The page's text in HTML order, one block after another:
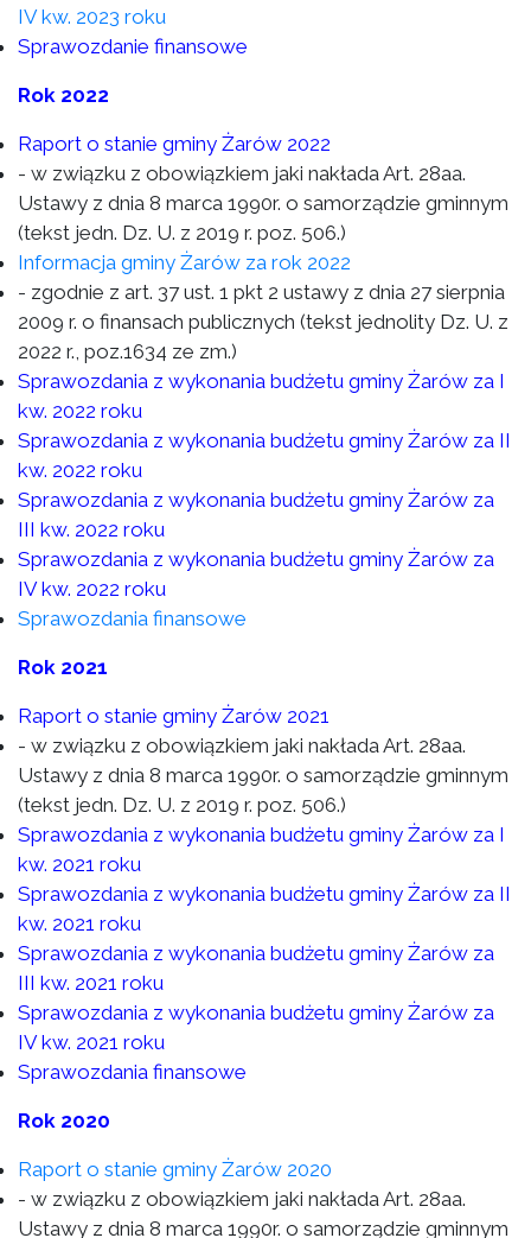
IV kw. 2023 roku
Sprawozdanie finansowe
Rok 2022
Raport o stanie gminy Żarów 2022
- w związku z obowiązkiem jaki nakłada Art. 28aa.
Ustawy z dnia 8 marca 1990r. o samorządzie gminnym
(tekst jedn. Dz. U. z 2019 r. poz. 506.)
Informacja gminy Żarów za rok 2022
- zgodnie z art. 37 ust. 1 pkt 2 ustawy z dnia 27 sierpnia
2009 r. o finansach publicznych (tekst jednolity Dz. U. z
2022 r., poz.1634 ze zm.)
Sprawozdania z wykonania budżetu gminy Żarów za I
kw. 2022 roku
Sprawozdania z wykonania budżetu gminy Żarów za II
kw. 2022 roku
Sprawozdania z wykonania budżetu gminy Żarów za
III kw. 2022 roku
Sprawozdania z wykonania budżetu gminy Żarów za
IV kw. 2022 roku
Sprawozdania finansowe
Rok 2021
Raport o stanie gminy Żarów 2021
- w związku z obowiązkiem jaki nakłada Art. 28aa.
Ustawy z dnia 8 marca 1990r. o samorządzie gminnym
(tekst jedn. Dz. U. z 2019 r. poz. 506.)
Sprawozdania z wykonania budżetu gminy Żarów za I
kw. 2021 roku
Sprawozdania z wykonania budżetu gminy Żarów za II
kw. 2021 roku
Sprawozdania z wykonania budżetu gminy Żarów za
III kw. 2021 roku
Sprawozdania z wykonania budżetu gminy Żarów za
IV kw. 2021 roku
Sprawozdania finansowe
Rok 2020
Raport o stanie gminy Żarów 2020
- w związku z obowiązkiem jaki nakłada Art. 28aa.
Ustawy z dnia 8 marca 1990r. o samorządzie gminnym